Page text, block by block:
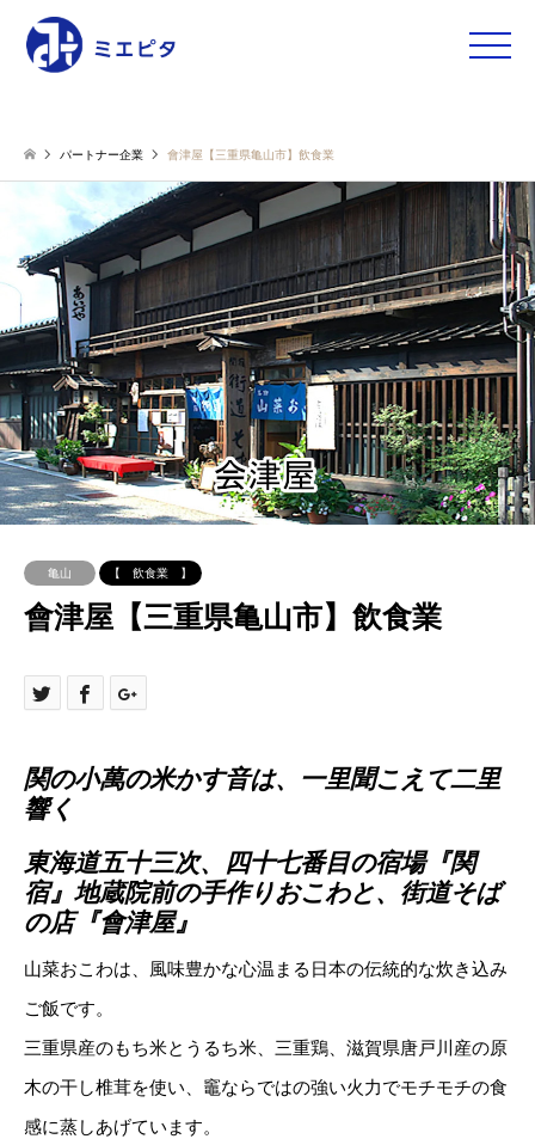
toggle
パートナー企業 會津屋【三重県亀山市】飲食業
亀山 【 飲食業 】
會津屋【三重県亀山市】飲食業
関の小萬の米かす音は、一里聞こえて二里
響く
東海道五十三次、四十七番目の宿場『関
宿』地蔵院前の手作りおこわと、街道そば
の店『會津屋』
山菜おこわは、風味豊かな心温まる日本の伝統的な炊き込み
ご飯です。
三重県産のもち米とうるち米、三重鶏、滋賀県唐戸川産の原
木の干し椎茸を使い、竈ならではの強い火力でモチモチの食
感に蒸しあげています。